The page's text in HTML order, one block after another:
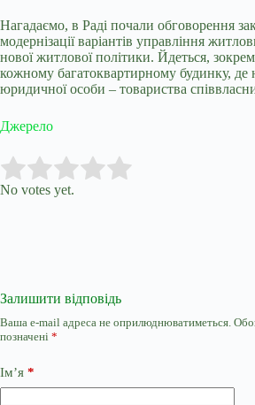
Нагадаємо, в Раді почали обговорення
модернізації варіантів управління
нової житлової політики. Йдеться,
кожному багатоквартирному будинку,
юридичної особи – товариства
Джерело
Rate this item:
No votes yet.
Залишити відповідь
Ваша e-mail адреса не оприлюднюватиметься.
позначені *
Ім’я *